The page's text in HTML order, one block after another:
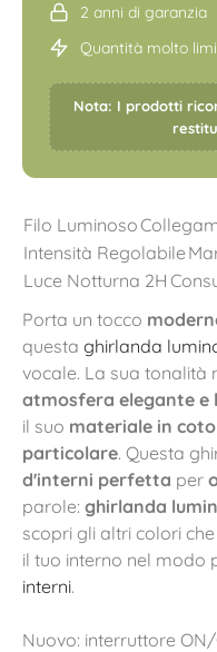
2 anni di garanzia
Quantità molto
Nota: I prodotti
Filo Luminoso
Intensità Regolabile
Luce Notturna 2H
Porta un tocco
questa ghirlanda
vocale. La sua tonalità
atmosfera elegante e
il suo materiale in
particolare. Questa
d'interni perfetta per
parole: ghirlanda
scopri gli altri colori
il tuo interno nel modo
interni.
Nuovo: interruttore